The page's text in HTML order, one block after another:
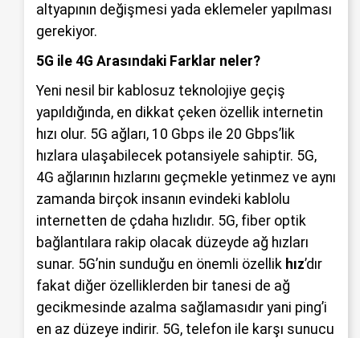
altyapının değişmesi yada eklemeler yapılması
gerekiyor.
5G ile 4G Arasındaki Farklar neler?
Yeni nesil bir kablosuz teknolojiye geçiş
yapıldığında, en dikkat çeken özellik internetin
hızı olur. 5G ağları, 10 Gbps ile 20 Gbps’lik
hızlara ulaşabilecek potansiyele sahiptir. 5G,
4G ağlarının hızlarını geçmekle yetinmez ve aynı
zamanda birçok insanın evindeki kablolu
internetten de çdaha hızlıdır. 5G, fiber optik
bağlantılara rakip olacak düzeyde ağ hızları
sunar. 5G’nin sunduğu en önemli özellik hız’dır
fakat diğer özelliklerden bir tanesi de ağ
gecikmesinde azalma sağlamasıdır yani ping’i
en az düzeye indirir. 5G, telefon ile karşı sunucu